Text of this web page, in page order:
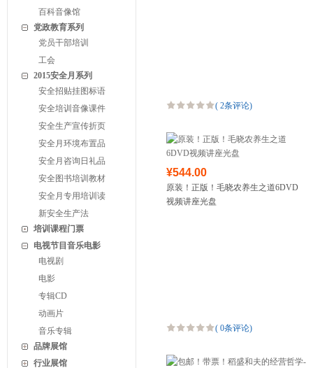
百科音像馆
党政教育系列
党员干部培训
工会
2015安全月系列
安全招贴挂图标语
安全培训音像课件
安全生产宣传折页
安全月环境布置品
安全月咨询日礼品
安全图书培训教材
安全月专用培训读
新安全生产法
培训课程门票
电视节目音乐电影
电视剧
电影
专辑CD
动画片
音乐专辑
品牌展馆
行业展馆
( 2条评论)
¥544.00
原装！正版！毛晓农养生之道6DVD
视频讲座光盘
( 0条评论)